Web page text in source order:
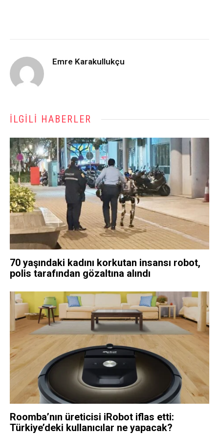
Emre Karakullukçu
İLGILI HABERLER
70 yaşındaki kadını korkutan insansı robot,
polis tarafından gözaltına alındı
Roomba’nın üreticisi iRobot iflas etti:
Türkiye’deki kullanıcılar ne yapacak?